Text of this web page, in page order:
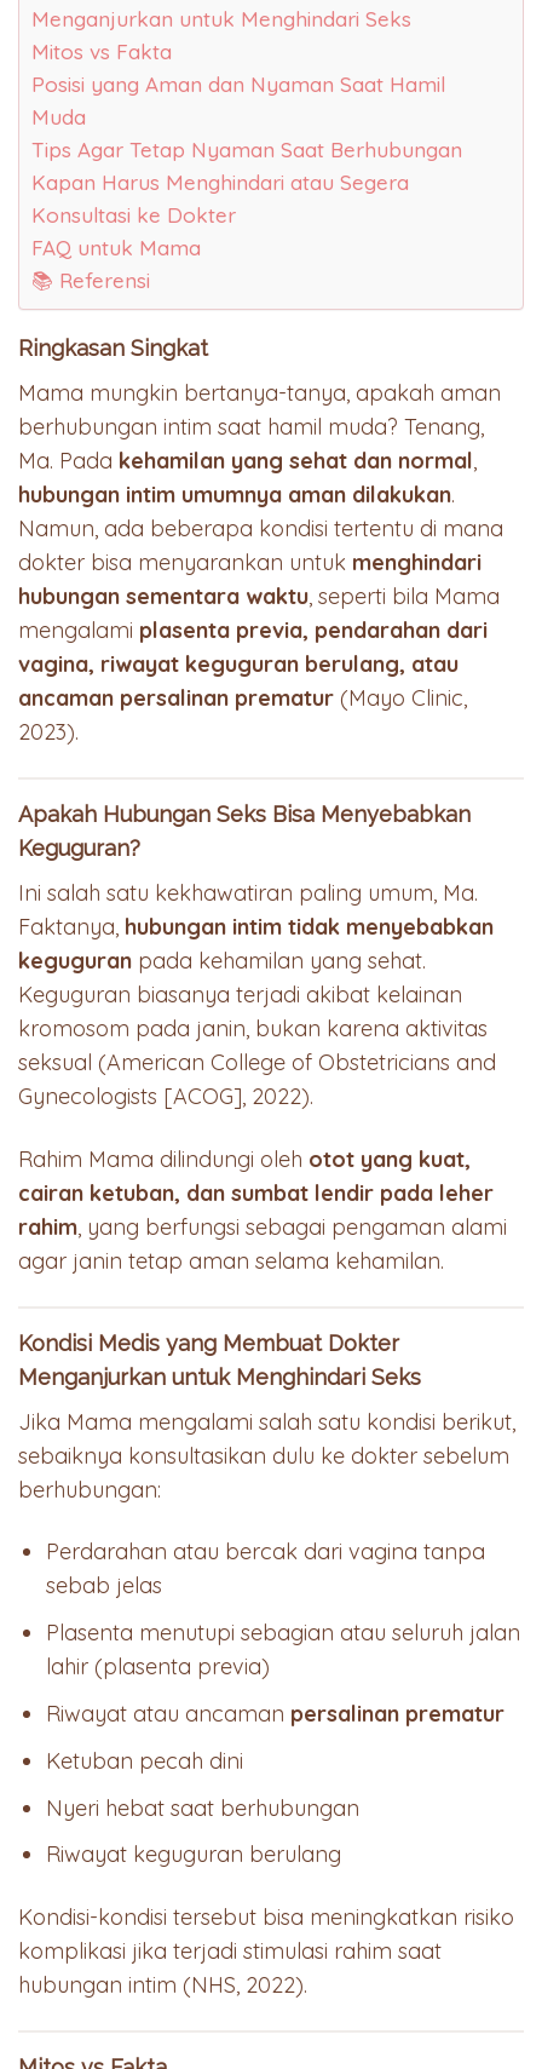
Menganjurkan untuk Menghindari Seks
Mitos vs Fakta
Posisi yang Aman dan Nyaman Saat Hamil
Muda
Tips Agar Tetap Nyaman Saat Berhubungan
Kapan Harus Menghindari atau Segera
Konsultasi ke Dokter
FAQ untuk Mama
📚 Referensi
Ringkasan Singkat
Mama mungkin bertanya-tanya, apakah aman
berhubungan intim saat hamil muda? Tenang,
Ma. Pada kehamilan yang sehat dan normal,
hubungan intim umumnya aman dilakukan.
Namun, ada beberapa kondisi tertentu di mana
dokter bisa menyarankan untuk menghindari
hubungan sementara waktu, seperti bila Mama
mengalami plasenta previa, pendarahan dari
vagina, riwayat keguguran berulang, atau
ancaman persalinan prematur (Mayo Clinic,
2023).
Apakah Hubungan Seks Bisa Menyebabkan
Keguguran?
Ini salah satu kekhawatiran paling umum, Ma.
Faktanya, hubungan intim tidak menyebabkan
keguguran pada kehamilan yang sehat.
Keguguran biasanya terjadi akibat kelainan
kromosom pada janin, bukan karena aktivitas
seksual (American College of Obstetricians and
Gynecologists [ACOG], 2022).
Rahim Mama dilindungi oleh otot yang kuat,
cairan ketuban, dan sumbat lendir pada leher
rahim , yang berfungsi sebagai pengaman alami
agar janin tetap aman selama kehamilan.
Kondisi Medis yang Membuat Dokter
Menganjurkan untuk Menghindari Seks
Jika Mama mengalami salah satu kondisi berikut,
sebaiknya konsultasikan dulu ke dokter sebelum
berhubungan:
Perdarahan atau bercak dari vagina tanpa
sebab jelas
Plasenta menutupi sebagian atau seluruh jalan
lahir (plasenta previa)
Riwayat atau ancaman persalinan prematur
Ketuban pecah dini
Nyeri hebat saat berhubungan
Riwayat keguguran berulang
Kondisi-kondisi tersebut bisa meningkatkan risiko
komplikasi jika terjadi stimulasi rahim saat
hubungan intim (NHS, 2022).